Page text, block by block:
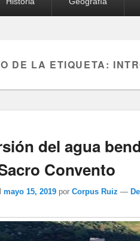
DE LA ETIQUETA:
del agua
Convento
mayo 15, 2019 por Corpus Ruiz —